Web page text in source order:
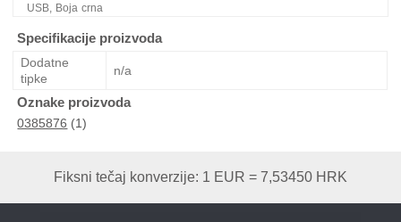
USB, Boja crna
Specifikacije proizvoda
Dodatne
tipke
n/a
Oznake proizvoda
0385876 (1)
Fiksni tečaj konverzije: 1 EUR = 7,53450 HRK